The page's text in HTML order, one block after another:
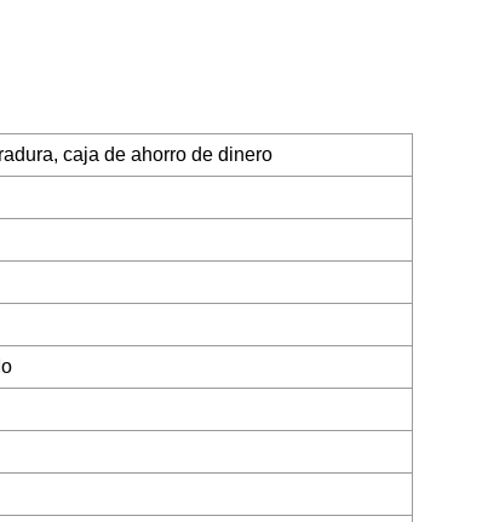
caja de ahorro de dinero